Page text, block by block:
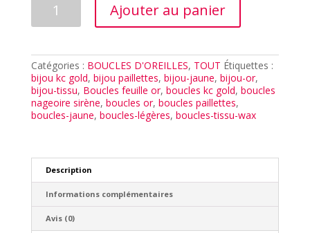
Ajouter au panier
Catégories : BOUCLES D'OREILLES, TOUT Étiquettes :
bijou kc gold, bijou paillettes, bijou-jaune, bijou-or,
bijou-tissu, Boucles feuille or, boucles kc gold, boucles
nageoire sirène, boucles or, boucles paillettes,
boucles-jaune, boucles-légères, boucles-tissu-wax
Description
Informations complémentaires
Avis (0)